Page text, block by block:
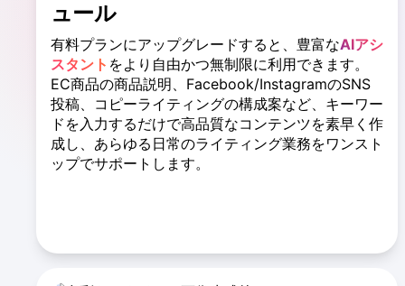
ュール
有料プランにアップグレードすると、豊富なAIアシ
スタント をより自由かつ無制限に利用できます。
EC商品の商品説明、Facebook/InstagramのSNS
投稿、コピーライティングの構成案など、キーワー
ドを入力するだけで高品質なコンテンツを素早く作
成し、あらゆる日常のライティング業務をワンスト
ップでサポートします。